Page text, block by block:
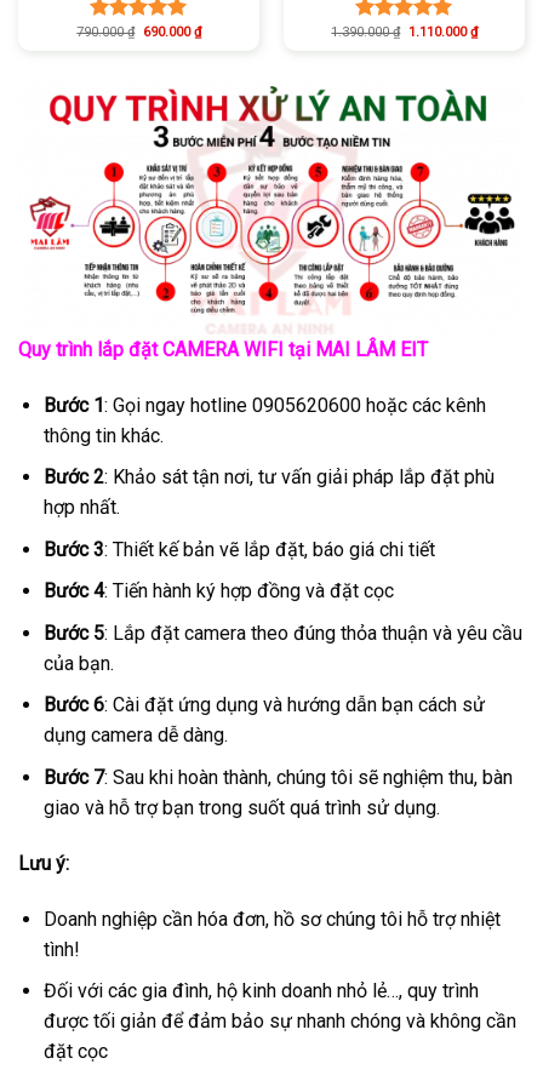
Được xếp
790.000₫ 690.000₫
Được xếp
1.390.000₫ 1.110.000₫
Quy trình lắp đặt CAMERA WIFI tại MAI LÂM EIT
Bước 1: Gọi ngay hotline 0905620600 hoặc các kênh
thông tin khác.
Bước 2: Khảo sát tận nơi, tư vấn giải pháp lắp đặt phù
hợp nhất.
Bước 3: Thiết kế bản vẽ lắp đặt, báo giá chi tiết
Bước 4: Tiến hành ký hợp đồng và đặt cọc
Bước 5: Lắp đặt camera theo đúng thỏa thuận và yêu cầu
của bạn.
Bước 6: Cài đặt ứng dụng và hướng dẫn bạn cách sử
dụng camera dễ dàng.
Bước 7: Sau khi hoàn thành, chúng tôi sẽ nghiệm thu, bàn
giao và hỗ trợ bạn trong suốt quá trình sử dụng.
Lưu ý:
Doanh nghiệp cần hóa đơn, hồ sơ chúng tôi hỗ trợ nhiệt
tình!
Đối với các gia đình, hộ kinh doanh nhỏ lẻ…, quy trình
được tối giản để đảm bảo sự nhanh chóng và không cần
đặt cọc